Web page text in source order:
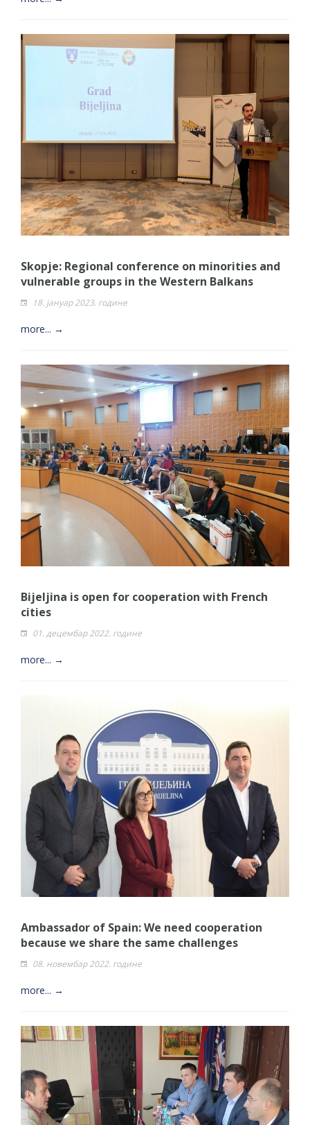
Skopje: Regional conference on minorities and
vulnerable groups in the Western Balkans
18. јануар 2023. године
more... →
Bijeljina is open for cooperation with French
cities
01. децембар 2022. године
more... →
Ambassador of Spain: We need cooperation
because we share the same challenges
08. новембар 2022. године
more... →